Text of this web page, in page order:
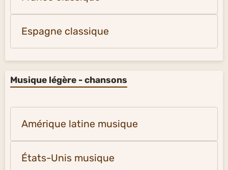
Espagne classique
Musique légère - chansons
Amérique latine musique
États-Unis musique